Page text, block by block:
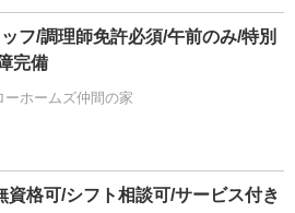
フ/調理師免許必須/午前のみ/特別
完備
ホームズ仲間の家
資格可/シフト相談可/サービス付き